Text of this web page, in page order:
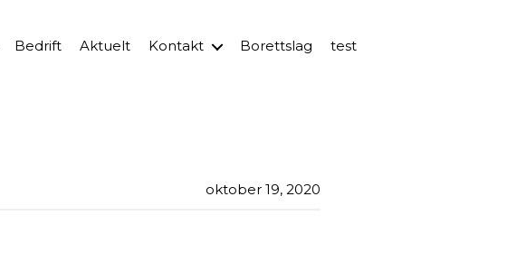
Bedrift Aktuelt Kontakt Borettslag test
oktober 19, 2020